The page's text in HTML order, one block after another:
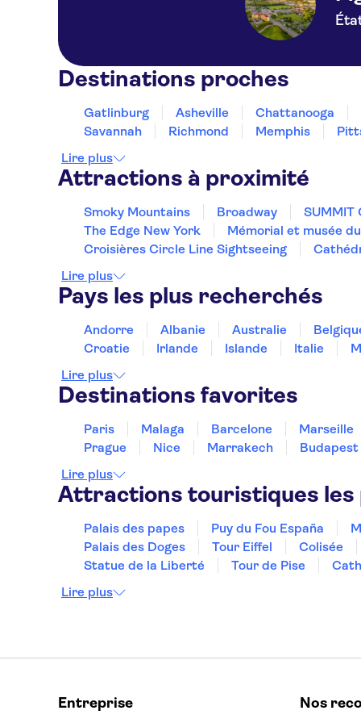
Destinations proches
Gatlinburg Asheville
Chattanooga
Savannah
Richmond Memphis
Lire plus
Attractions à proximité
Smoky Mountains Broadway
SUMMIT
The Edge New York
Mémorial et musée
Croisières Circle Line Sightseeing
Lire plus
Pays les plus recherchés
Andorre Albanie Australie
Croatie
Irlande Islande Italie
Lire plus
Destinations favorites
Paris Malaga Barcelone
Marseille
Prague
Nice Marrakech
Budapest
Lire plus
Attractions touristiques les
Palais des papes Puy du Fou España
Palais des Doges
Tour Eiffel
Colisée
Statue de la Liberté
Tour de Pise
Lire plus
Entreprise Nos